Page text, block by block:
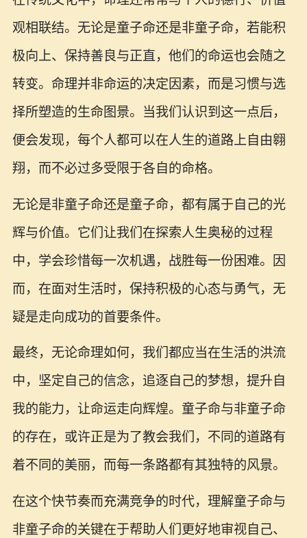
观相联结。无论是童子命还是非童子命，若能积
极向上、保持善良与正直，他们的命运也会随之
转变。命理并非命运的决定因素，而是习惯与选
择所塑造的生命图景。当我们认识到这一点后，
便会发现，每个人都可以在人生的道路上自由翱
翔，而不必过多受限于各自的命格。
无论是非童子命还是童子命，都有属于自己的光
辉与价值。它们让我们在探索人生奥秘的过程
中，学会珍惜每一次机遇，战胜每一份困难。因
而，在面对生活时，保持积极的心态与勇气，无
疑是走向成功的首要条件。
最终，无论命理如何，我们都应当在生活的洪流
中，坚定自己的信念，追逐自己的梦想，提升自
我的能力，让命运走向辉煌。童子命与非童子命
的存在，或许正是为了教会我们，不同的道路有
着不同的美丽，而每一条路都有其独特的风景。
在这个快节奏而充满竞争的时代，理解童子命与
非童子命的关键在于帮助人们更好地审视自己、